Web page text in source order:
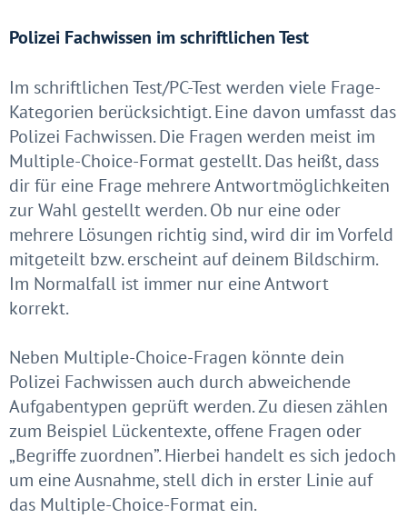
Polizei Fachwissen im schriftlichen Test
Im schriftlichen Test/PC-Test werden viele Frage-
Kategorien berücksichtigt. Eine davon umfasst das
Polizei Fachwissen. Die Fragen werden meist im
Multiple-Choice-Format gestellt. Das heißt, dass
dir für eine Frage mehrere Antwortmöglichkeiten
zur Wahl gestellt werden. Ob nur eine oder
mehrere Lösungen richtig sind, wird dir im Vorfeld
mitgeteilt bzw. erscheint auf deinem Bildschirm.
Im Normalfall ist immer nur eine Antwort
korrekt.
Neben Multiple-Choice-Fragen könnte dein
Polizei Fachwissen auch durch abweichende
Aufgabentypen geprüft werden. Zu diesen zählen
zum Beispiel Lückentexte, offene Fragen oder
„Begriffe zuordnen”. Hierbei handelt es sich jedoch
um eine Ausnahme, stell dich in erster Linie auf
das Multiple-Choice-Format ein.